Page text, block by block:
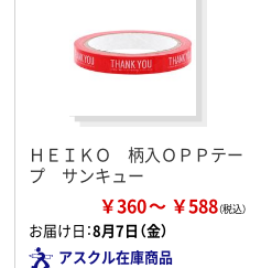
ＨＥＩＫＯ 柄入ＯＰＰテー
プ サンキュー
￥360 ￥588
お届け日：8月7日（金）
アスクル在庫商品